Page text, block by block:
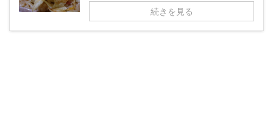
続きを見る